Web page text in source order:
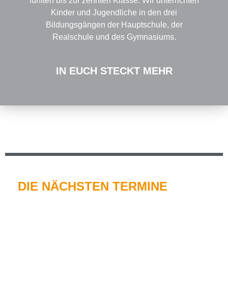
Kinder und Jugendliche in den drei
Bildungsgängen der Hauptschule, der
Realschule und des Gymnasiums.
IN EUCH STECKT MEHR
DIE NÄCHSTEN TERMINE